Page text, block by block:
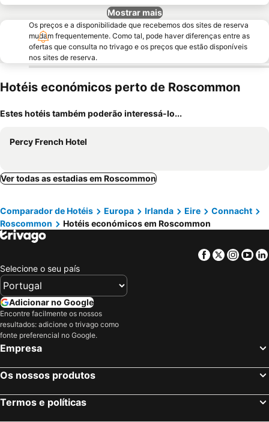
Mostrar mais
Os preços e a disponibilidade que recebemos dos sites de reserva
mudam frequentemente. Como tal, pode haver diferenças entre as
ofertas que consulta no trivago e os preços que estão disponíveis
nos sites de reserva.
Hotéis económicos perto de Roscommon
Estes hotéis também poderão interessá-lo...
Percy French Hotel
Ver todas as estadias em Roscommon
Comparador de Hotéis Europa Irlanda Eire
Connacht
Roscommon
Hotéis económicos em Roscommon
Facebook
Twitter
Selecione o seu país
Adicionar no Google
Encontre facilmente os nossos
resultados: adicione o trivago como
fonte preferencial no Google.
Empresa
Os nossos produtos
Termos e políticas